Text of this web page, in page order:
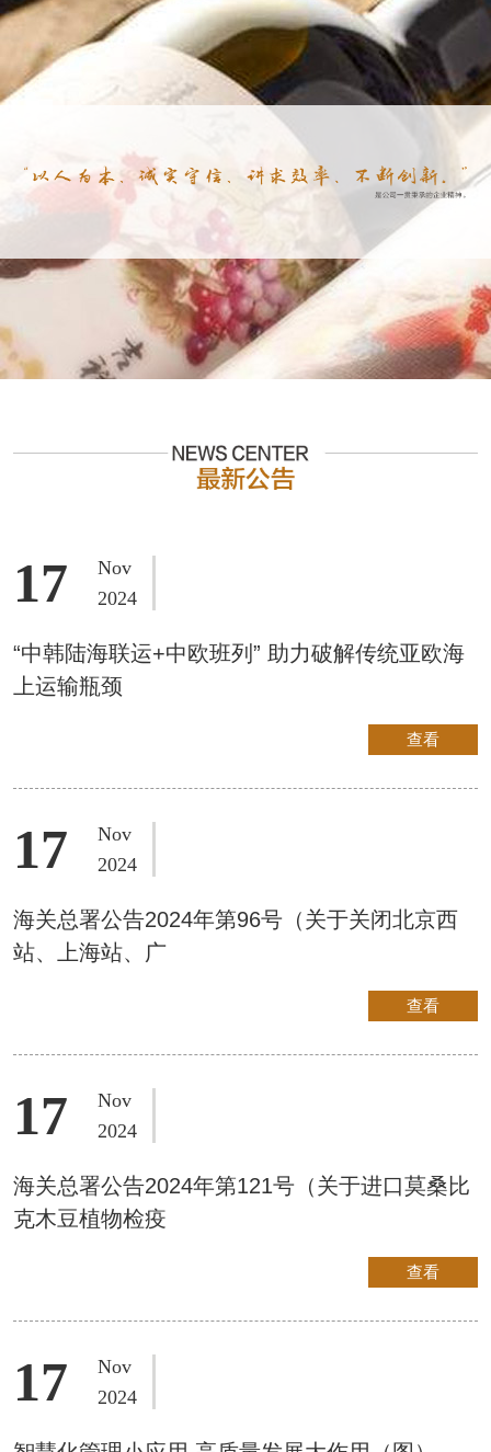
17
Nov
2024
“中韩陆海联运+中欧班列” 助力破解传统亚欧海
上运输瓶颈
查看
17
Nov
2024
海关总署公告2024年第96号（关于关闭北京西
站、上海站、广
查看
17
Nov
2024
海关总署公告2024年第121号（关于进口莫桑比
克木豆植物检疫
查看
17
Nov
2024